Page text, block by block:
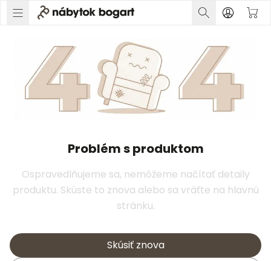
Problém s produktom
Ospravedlňujeme sa, nemôžeme načítať detaily
produktu. Skúste to znova alebo sa vráťte na hlavnú
stránku.
Skúsiť znova